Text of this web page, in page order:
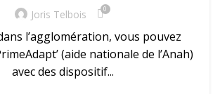
Joris Telbois 0
l’agglomération, vous pouvez
(aide nationale de l’Anah)
avec des dispositif...